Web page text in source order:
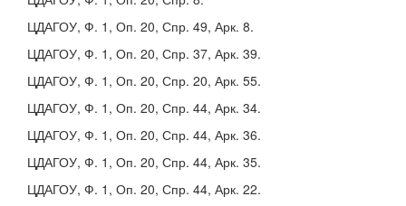
ЦДАГОУ, Ф. 1, Оп. 20, Спр. 49, Арк. 8.
ЦДАГОУ, Ф. 1, Оп. 20, Спр. 37, Арк. 39.
ЦДАГОУ, Ф. 1, Оп. 20, Спр. 20, Арк. 55.
ЦДАГОУ, Ф. 1, Оп. 20, Спр. 44, Арк. 34.
ЦДАГОУ, Ф. 1, Оп. 20, Спр. 44, Арк. 36.
ЦДАГОУ, Ф. 1, Оп. 20, Спр. 44, Арк. 35.
ЦДАГОУ, Ф. 1, Оп. 20, Спр. 44, Арк. 22.